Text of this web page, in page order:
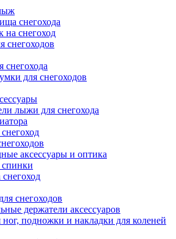
снегохода
на снегоход
снегоходов
снегохода
для снегоходов
лыжи для снегохода
аксессуары и оптика
снегоходов
держатели аксессуаров
подножки и накладки для коленей